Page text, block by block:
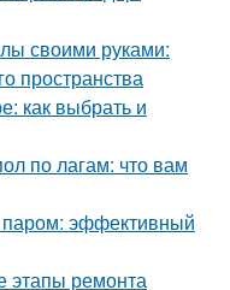
своими руками:
пространства
как выбрать и
по лагам: что вам
паром: эффективный
этапы ремонта